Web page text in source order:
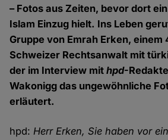
– Fotos aus Zeiten, bevor dort
Islam Einzug hielt. Ins Leben
Gruppe von Emrah Erken,
Schweizer Rechtsanwalt mit
der im Interview mithpd-
Wakonigg das ungewöhnliche
erläutert.
hpd:Herr Erken, Sie haben vor